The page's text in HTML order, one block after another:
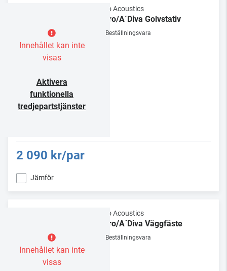
Innehållet kan inte
visas
Aktivera
funktionella
tredjepartstjänster
Gallo Acoustics
Micro/A´Diva Golvstativ
Beställningsvara
2 090 kr/par
Jämför
Innehållet kan inte
visas
Gallo Acoustics
Micro/A´Diva Väggfäste
Beställningsvara